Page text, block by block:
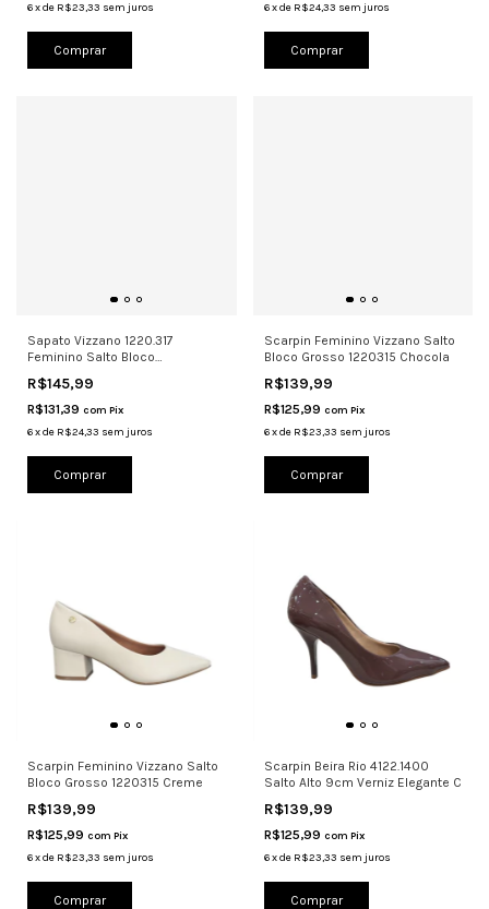
6xde R$23,33 sem juros
Comprar
6 xde R$24,33 sem juros
Comprar
Sapato Vizzano 1220.317
Feminino Salto Bloco
R$145,99
R$131,39 com Pix
6xde R$24,33 sem juros
Comprar
Scarpin Feminino Vizzano Salto
Bloco Grosso 1220315 Chocola
R$139,99
R$125,99 com Pix
6 xde R$23,33 sem juros
Comprar
Scarpin Feminino Vizzano Salto
Bloco Grosso 1220315 Creme
R$139,99
R$125,99 com Pix
6xde R$23,33 sem juros
Comprar
Scarpin Beira Rio 4122.1400
Salto Alto 9cm Verniz Elegante C
R$139,99
R$125,99 com Pix
6 xde R$23,33 sem juros
Comprar